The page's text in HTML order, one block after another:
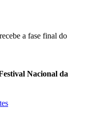
a fase final do
Nacional da